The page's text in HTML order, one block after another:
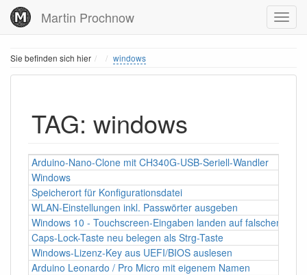
Martin Prochnow
Sie befinden sich hier Home
windows
TAG: windows
Arduino-Nano-Clone mit CH340G-USB-Seriell-Wandler
Windows
Speicherort für Konfigurationsdatei
WLAN-Einstellungen inkl. Passwörter ausgeben
Windows 10 - Touchscreen-Eingaben landen auf falschen
Caps-Lock-Taste neu belegen als Strg-Taste
Windows-Lizenz-Key aus UEFI/BIOS auslesen
Arduino Leonardo / Pro Micro mit eigenem Namen